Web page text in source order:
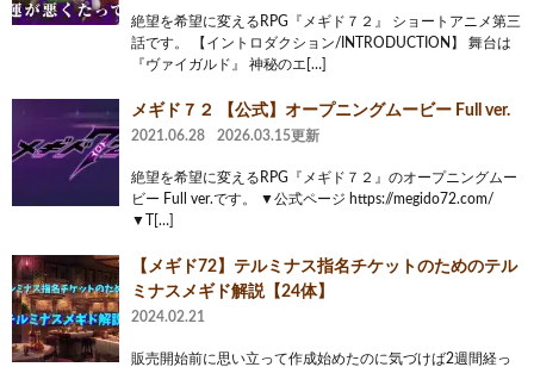
絶望を希望に変えるRPG『メギド７２』 ショートアニメ第三
話です。 【イントロダクション/INTRODUCTION】 舞台は
『ヴァイガルド』 神秘のエ[…]
メギド７２ 【公式】オープニングムービー Full ver.
2021.06.28 2026.03.15更新
絶望を希望に変えるRPG『メギド７２』のオープニングムー
ビー Full ver.です。 ▼公式ページ https://megido72.com/
▼T[…]
【メギド72】テルミナス指名チケットのためのテル
ミナスメギド解説【24体】
2024.02.21
販売開始前に思い立って作成始めたのに気づけば2週間経っ